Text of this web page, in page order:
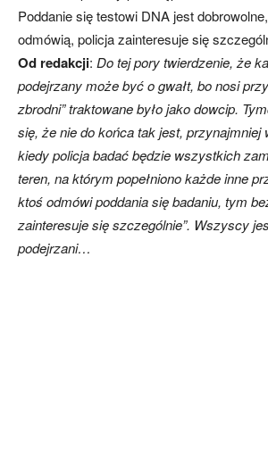
Poddanie się testowi DNA jest
odmówią, policja zainteresuje się
Od redakcji: Do tej pory twierdzenie, że
podejrzany może być o gwałt, bo nosi
zbrodni” traktowane było jako dowcip.
się, że nie do końca tak jest, przynajmniej
kiedy policja badać będzie wszystkich
teren, na którym popełniono każde inne
ktoś odmówi poddania się badaniu, tym
zainteresuje się szczególnie”. Wszyscy
podejrzani…